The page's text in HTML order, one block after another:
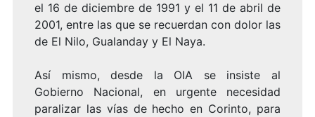
el 16 de diciembre de 1991 y el 11 de abril de
2001, entre las que se recuerdan con dolor las
de El Nilo, Gualanday y El Naya.
Así mismo, desde la OIA se insiste al
Gobierno Nacional, en urgente necesidad
paralizar las vías de hecho en Corinto, para